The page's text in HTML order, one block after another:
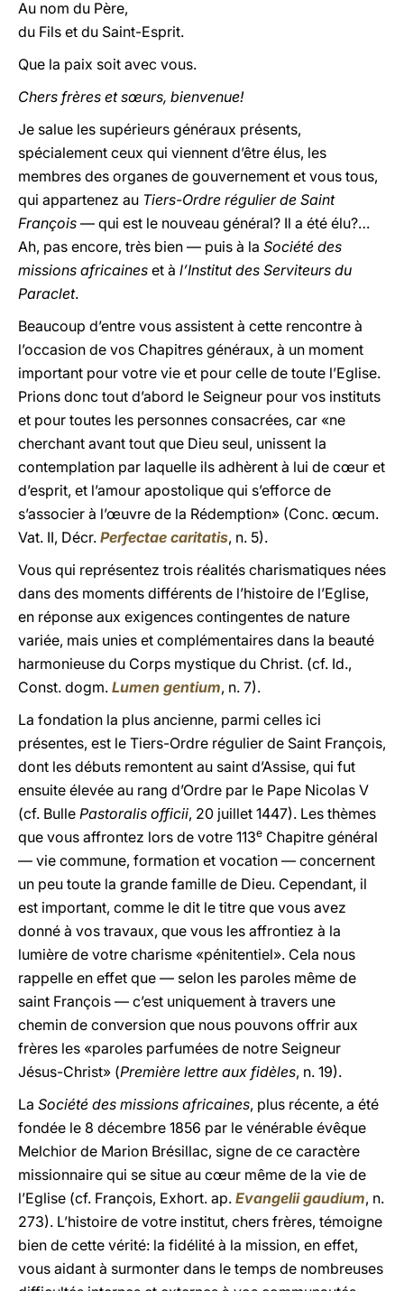
Au nom du Père,
du Fils et du Saint-Esprit.
Que la paix soit avec vous.
Chers frères et sœurs, bienvenue!
Je salue les supérieurs généraux présents,
spécialement ceux qui viennent d’être élus, les
membres des organes de gouvernement et vous tous,
qui appartenez au Tiers-Ordre régulier de Saint
François — qui est le nouveau général? Il a été élu?…
Ah, pas encore, très bien — puis à la Société des
missions africaines et à l’Institut des Serviteurs du
Paraclet.
Beaucoup d’entre vous assistent à cette rencontre à
l’occasion de vos Chapitres généraux, à un moment
important pour votre vie et pour celle de toute l’Eglise.
Prions donc tout d’abord le Seigneur pour vos instituts
et pour toutes les personnes consacrées, car «ne
cherchant avant tout que Dieu seul, unissent la
contemplation par laquelle ils adhèrent à lui de cœur et
d’esprit, et l’amour apostolique qui s’efforce de
s’associer à l’œuvre de la Rédemption» (Conc. œcum.
Vat. II, Décr. Perfectae caritatis, n. 5).
Vous qui représentez trois réalités charismatiques nées
dans des moments différents de l’histoire de l’Eglise,
en réponse aux exigences contingentes de nature
variée, mais unies et complémentaires dans la beauté
harmonieuse du Corps mystique du Christ. (cf. Id.,
Const. dogm. Lumen gentium, n. 7).
La fondation la plus ancienne, parmi celles ici
présentes, est le Tiers-Ordre régulier de Saint François,
dont les débuts remontent au saint d’Assise, qui fut
ensuite élevée au rang d’Ordre par le Pape Nicolas V
(cf. Bulle Pastoralis officii, 20 juillet 1447). Les thèmes
que vous affrontez lors de votre 113e Chapitre général
— vie commune, formation et vocation — concernent
un peu toute la grande famille de Dieu. Cependant, il
est important, comme le dit le titre que vous avez
donné à vos travaux, que vous les affrontiez à la
lumière de votre charisme «pénitentiel». Cela nous
rappelle en effet que — selon les paroles même de
saint François — c’est uniquement à travers une
chemin de conversion que nous pouvons offrir aux
frères les «paroles parfumées de notre Seigneur
Jésus-Christ» (Première lettre aux fidèles, n. 19).
La Société des missions africaines, plus récente, a été
fondée le 8 décembre 1856 par le vénérable évêque
Melchior de Marion Brésillac, signe de ce caractère
missionnaire qui se situe au cœur même de la vie de
l’Eglise (cf. François, Exhort. ap. Evangelii gaudium, n.
273). L’histoire de votre institut, chers frères, témoigne
bien de cette vérité: la fidélité à la mission, en effet,
vous aidant à surmonter dans le temps de nombreuses